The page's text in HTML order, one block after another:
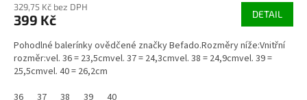
329,75 Kč bez DPH
399 Kč DETAIL
Pohodlné balerínky ovědčené značky Befado.Rozměry níže:Vnitřní
rozměr:vel. 36 = 23,5cmvel. 37 = 24,3cmvel. 38 = 24,9cmvel. 39 =
25,5cmvel. 40 = 26,2cm
36
37 38 39 40